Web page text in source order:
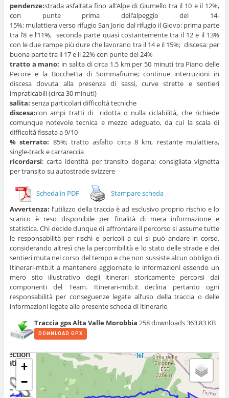
pendenze:strada asfaltata fino all’Alpe di Giumello tra il 10 e il 12%,
con punte prima dell’alpeggio del 14-
15%; mulattiera verso rifugio San Jorio dal rifugio il Giovo: prima parte
tra l’8 e l’11%, seconda parte quasi costantemente tra il 12 e il 13%
con le due rampe più dure che lavorano tra il 14 e il 15%; discesa: per
buona parte tra il 17 e il 22% con punte del 24%
tratto a mano: in salita di circa 1,5 km per 50 minuti tra Piano delle
Pecore e la Bocchetta di Sommafiume; continue interruzioni in
discesa dovuta alla presenza di sassi, curve strette e sentieri
impraticabili (circa 30 minuti)
salita: senza particolari difficoltà tecniche
discesa:con ampi tratti di ridotta o nulla ciclabilità, che richiede
comunque notevole tecnica e mezzo adeguato, da cui la scala di
difficoltà fissata a 9/10
% sterrato: 85%; tratto asfalto circa 8 km, restante mulattiera,
single-track e carrareccia
ricordarsi: carta identità per transito dogana; consigliata vignetta
per transito su autostrade svizzere
Scheda in PDF
Stampare scheda
Avvertenza: l’utilizzo della traccia è ad esclusivo proprio rischio e lo
scarico è reso disponibile per finalità di mera informazione e
statistica. Chi decide dunque di affrontare il percorso si assume tutte
le responsabilità per rischi e pericoli a cui si può andare in corso,
considerando altresì che la percorribilità e lo stato delle strade e dei
sentieri muta nel corso del tempo e che non sussiste alcun obbligo di
Itinerari-mtb.it a mantenere aggiornate le informazioni essendo un
mero sito illustrativo degli itinerari storicamente percorsi dai
componenti del Team. Itinerari-mtb.it declina pertanto ogni
responsabilità per conseguenze legate all’uso della traccia o delle
informazioni legate alle presente scheda di itinerario
Traccia gps Alta Valle Morobbia 258 downloads363.83 KB
DOWNLOAD GPX
+
−